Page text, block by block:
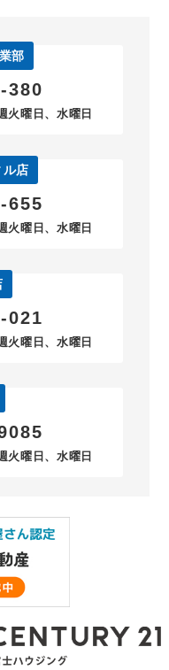
部
380
火曜日、水曜日
店
655
火曜日、水曜日
021
火曜日、水曜日
火曜日、水曜日